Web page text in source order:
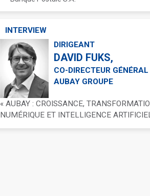
INTERVIEW
DIRIGEANT
DAVID FUKS,
CO-DIRECTEUR GÉNÉRAL
AUBAY GROUPE
« AUBAY : CROISSANCE,
NUMÉRIQUE ET INTELLIGENCE